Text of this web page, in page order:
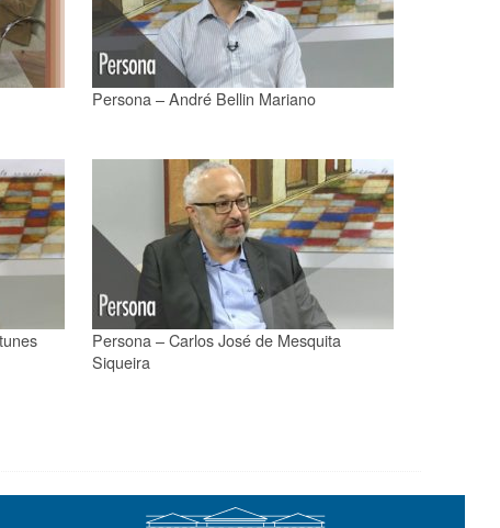
Persona – André Bellin Mariano
Persona – Carlos José de Mesquita
Siqueira